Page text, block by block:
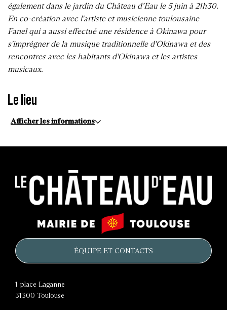
également dans le jardin du Château d’Eau le 5 juin à 21h30.
En co-création avec l'artiste et musicienne toulousaine
Fanel qui a aussi effectué une résidence à Okinawa pour
s'imprégner de la musique traditionnelle d'Okinawa et des
rencontres avec les habitants d'Okinawa et les artistes
musicaux.
Le lieu
Afficher les informations
château
d'eau
Mairie
de
ÉQUIPE ET CONTACTS
1 place Laganne
31300 Toulouse